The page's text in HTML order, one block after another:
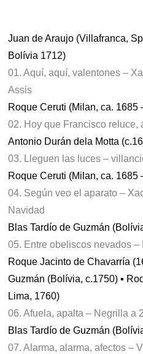
Juan de Araujo (Villafranca,
Bolívia 1712)
01. Aquí, aquí, valentones –
Assis
Roque Ceruti (Milan, ca. 1685
02. Hoy que Francisco reluce,
Antonio Durán dela Motta
03. Lleguen las luces –
Roque Ceruti (Milan, ca. 1685
04. Según veo el aparato –
Navidad
Blas Tardío de Guzmán
05. Entre obeliscos nevados –
Roque Jacinto de Chavarría
Guzmán (Bolívia, c.1750) ▪
Lima, 1760)
06. Afuela, apalta – Negrilla a
Blas Tardío de Guzmán
07. Alarma, alarma, afectos –